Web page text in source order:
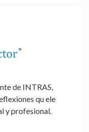
de INTRAS,
qu ele
y profesional.